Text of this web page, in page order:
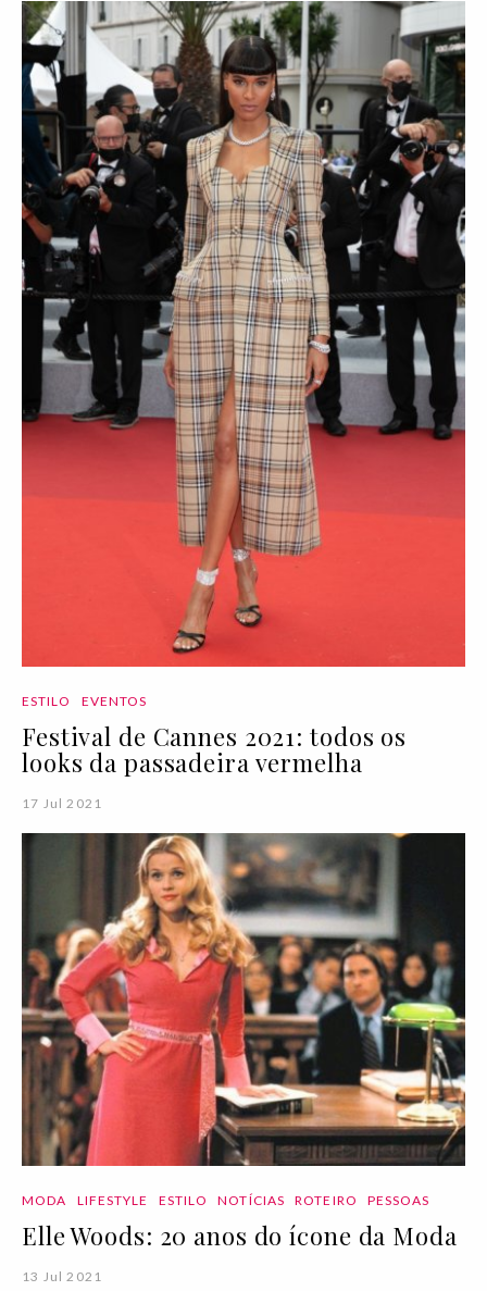
ESTILO EVENTOS
Festival de Cannes 2021: todos os
looks da passadeira vermelha
17 Jul 2021
MODA LIFESTYLE ESTILO NOTÍCIAS ROTEIRO PESSOAS
Elle Woods: 20 anos do ícone da Moda
13 Jul 2021